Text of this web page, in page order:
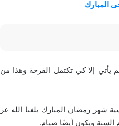
المبارك
يأتي إلا كي تكتمل الفرحة وهذا من
شهر رمضان المبارك بلغنا الله عز
السنة ويكون أيضًا صيام.